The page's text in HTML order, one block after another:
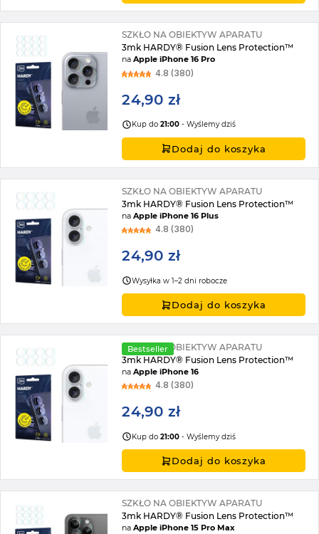
SZKŁO NA OBIEKTYW APARATU
3mk HARDY® Fusion Lens Protection™
naApple iPhone 16 Pro
4.8 (380)
24,90 zł
Kup do21:00 - Wyślemy dziś
Dodaj do koszyka
SZKŁO NA OBIEKTYW APARATU
3mk HARDY® Fusion Lens Protection™
naApple iPhone 16 Plus
4.8 (380)
24,90 zł
Wysyłka w 1–2 dni robocze
Dodaj do koszyka
Bestseller
SZKŁO NA OBIEKTYW APARATU
3mk HARDY® Fusion Lens Protection™
naApple iPhone 16
4.8 (380)
24,90 zł
Kup do21:00 - Wyślemy dziś
Dodaj do koszyka
SZKŁO NA OBIEKTYW APARATU
3mk HARDY® Fusion Lens Protection™
naApple iPhone 15 Pro Max